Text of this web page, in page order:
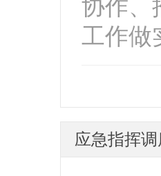
协作、
工作做
应急指挥